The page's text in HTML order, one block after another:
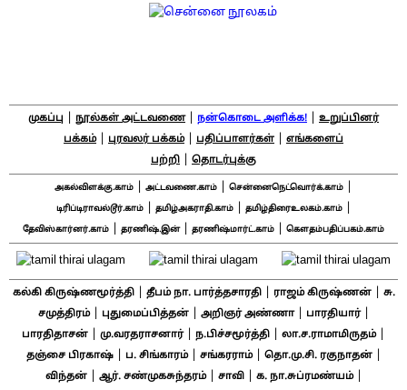
முகப்பு நூல்கள் அட்டவணை| நன்கொடை அளிக்க!
உறுப்பினர்
பக்கம்| புரவலர் பக்கம்| பதிப்பாளர்கள்
எங்களைப்
பற்றி
தொடர்புக்கு
அகல்விளக்கு.காம் அட்டவணை.காம் சென்னைநெட்வொர்க்.காம்
டிரிப்டிராவல்டூர்.காம்| தமிழ்அகராதி.காம்| தமிழ்திரைஉலகம்.காம்|
தேவிஸ்கார்னர்.காம் தரணிஷ்.இன்| தரணிஷ்மார்ட்.காம் கௌதம்பதிப்பகம்.காம்
கல்கி கிருஷ்ணமூர்த்தி| தீபம் நா. பார்த்தசாரதி| ராஜம் கிருஷ்ணன்|
சு.
சமுத்திரம்| புதுமைப்பித்தன்| அறிஞர் அண்ணா| பாரதியார்|
பாரதிதாசன் மு.வரதராசனார்| ந.பிச்சமூர்த்தி லா.ச.ராமாமிருதம்|
தஞ்சை பிரகாஷ்| ப. சிங்காரம்| சங்கரராம்| தொ.மு.சி. ரகுநாதன்|
விந்தன்| ஆர். சண்முகசுந்தரம்| சாவி| க. நா.சுப்ரமண்யம்|